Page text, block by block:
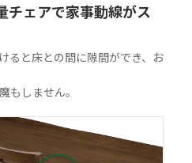
チェアで家事動線がス
ると床との間に隙間ができ、お
もしません。